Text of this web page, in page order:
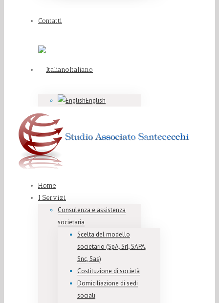
Contatti
Italiano
English
Home
I Servizi
Consulenza e assistenza
societaria
Scelta del modello
societario (SpA, Srl, SAPA,
Snc, Sas)
Costituzione di società
Domiciliazione di sedi
sociali